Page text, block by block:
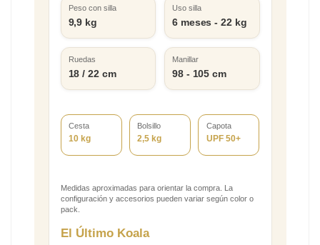
Peso con silla
9,9 kg
Uso silla
6 meses - 22 kg
Ruedas
18 / 22 cm
Manillar
98 - 105 cm
Cesta
10 kg
Bolsillo
2,5 kg
Capota
UPF 50+
Medidas aproximadas para orientar la compra. La
configuración y accesorios pueden variar según color o
pack.
El Último Koala